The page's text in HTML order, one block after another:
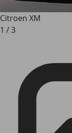
Citroen XM
1 /3